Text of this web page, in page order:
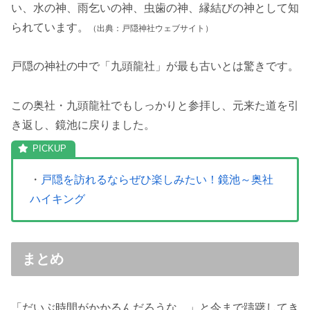
い、水の神、雨乞いの神、虫歯の神、縁結びの神として知
られています。
（出典：戸隠神社ウェブサイト）
戸隠の神社の中で「九頭龍社」が最も古いとは驚きです。
この奥社・九頭龍社でもしっかりと参拝し、元来た道を引
き返し、鏡池に戻りました。
・ 戸隠を訪れるならぜひ楽しみたい！鏡池～奥社
ハイキング
まとめ